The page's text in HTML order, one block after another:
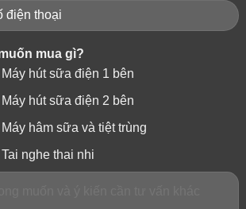
tại đây, hoặc liên hệ đến SĐT:
mua gì?
Máy hút sữa điện 1 bên
Máy hút sữa điện 2 bên
Máy hâm sữa và tiệt trùng
Tai nghe thai nhi